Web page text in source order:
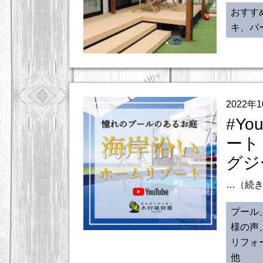
おすす
キ、パ
2022年
ー
グ
…（続
プール
様の声
リフォ
他